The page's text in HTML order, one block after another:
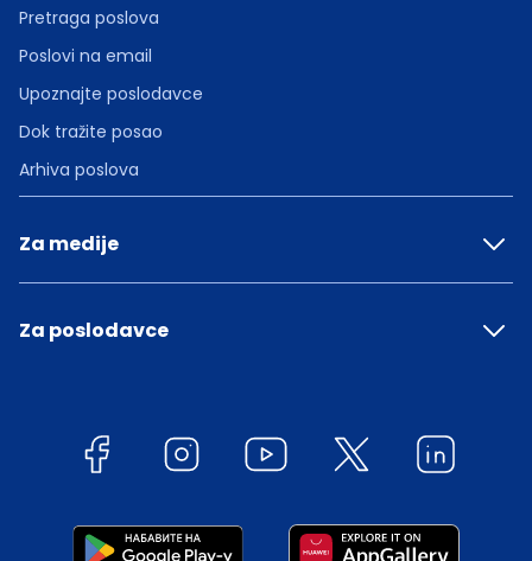
Pretraga poslova
Poslovi na email
Upoznajte poslodavce
Dok tražite posao
Arhiva poslova
Za medije
Za poslodavce